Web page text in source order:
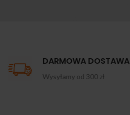
DARMOWA DOSTAWA
Wysyłamy od 300 zł